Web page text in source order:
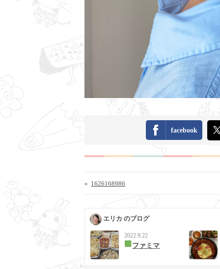
facebook
« 1626168986
エリカ のブログ
2022.9.22
ファミマ